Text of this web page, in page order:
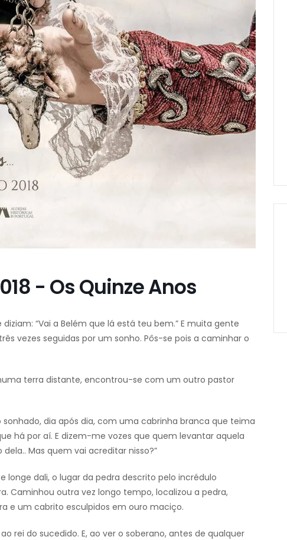
- Os Quinze Anos
“Vai a Belém que lá está teu bem.” E muita gente
vezes seguidas por um sonho. Pôs-se pois a caminhar o
terra distante, encontrou-se com um outro pastor
sonhado, dia após dia, com uma cabrinha branca que teima
há por aí. E dizem-me vozes que quem levantar aquela
Mas quem vai acreditar nisso?”
dali, o lugar da pedra descrito pelo incrédulo
Caminhou outra vez longo tempo, localizou a pedra,
e um cabrito esculpidos em ouro maciço.
rei do sucedido. E, ao ver o soberano, antes de qualquer